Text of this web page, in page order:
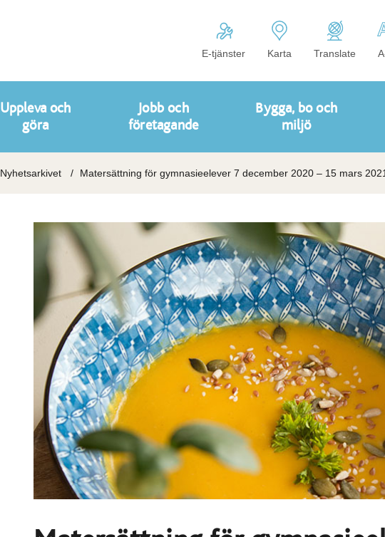
E-tjänster Karta Translate
Uppleva och
göra
Jobb och
företagande
Bygga, bo och
miljö
Nyhetsarkivet Matersättning för gymnasieelever 7 december 2020 – 15 mars 2021